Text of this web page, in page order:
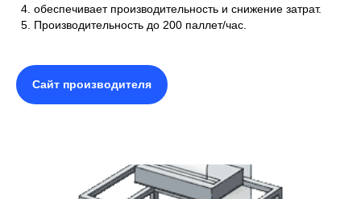
обеспечивает производительность и снижение затрат.
Производительность до 200 паллет/час.
Сайт производителя